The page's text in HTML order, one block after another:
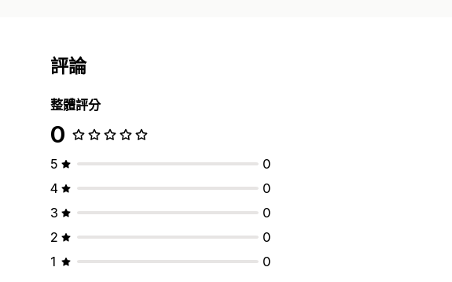
評論
整體評分
0
5
0
4
0
3
0
2
0
1
0